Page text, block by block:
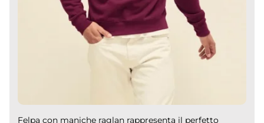
Felpa con maniche raglan rappresenta il perfetto